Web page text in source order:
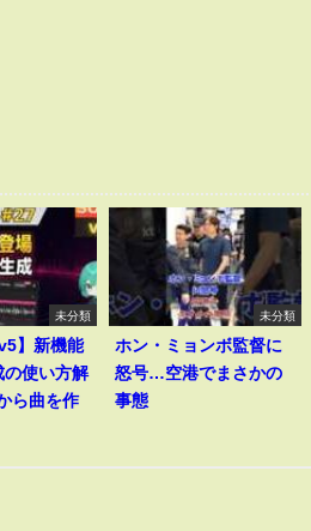
未分類
】新機能
使い方解
ら曲を作
未分類
ホン・ミョンボ監督に
怒号…空港でまさかの
事態